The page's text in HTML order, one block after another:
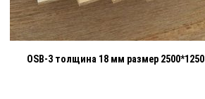
OSB-3 толщина 18 мм размер 2500*1250